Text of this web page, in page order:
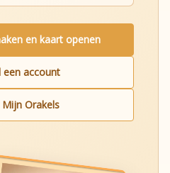
en kaart openen
een account
Orakels